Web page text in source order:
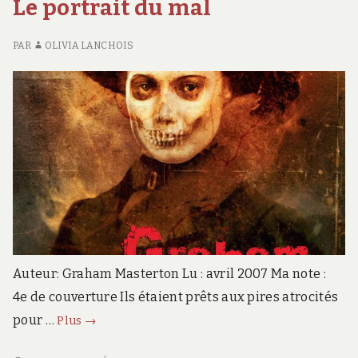
Le portrait du mal
PAR OLIVIA LANCHOIS
Auteur: Graham Masterton Lu : avril 2007 Ma note :
4e de couverture Ils étaient prêts aux pires atrocités
pour …Plus Le
→